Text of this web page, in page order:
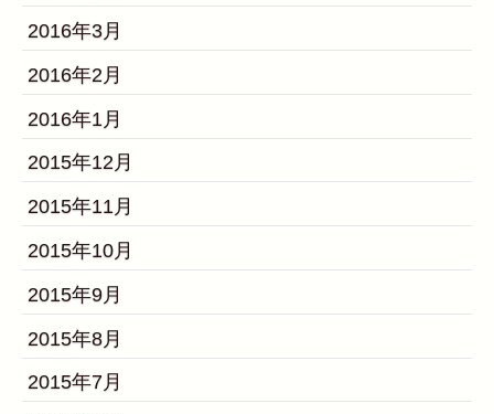
2016年3月
2016年2月
2016年1月
2015年12月
2015年11月
2015年10月
2015年9月
2015年8月
2015年7月